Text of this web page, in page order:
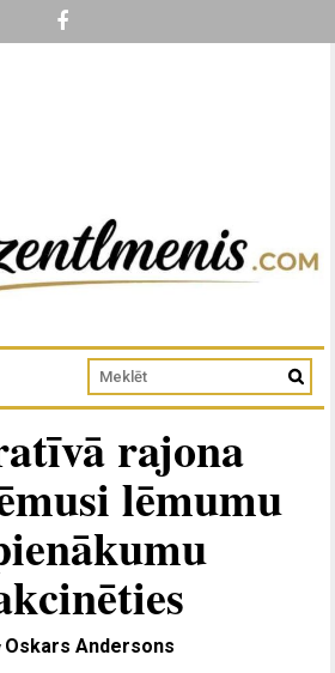
rajona
lēmumu
Oskars Andersons